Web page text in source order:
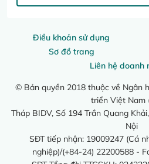
Điều khoản sử dụng
Sơ đồ trang
Liên hệ doanh
© Bản quyền 2018 thuộc về Ngân
triển Việt Nam
Tháp BIDV, Số 194 Trần Quang
Nội
SĐT tiếp nhận: 19009247 (Cá
nghiệp)/(+84-24) 22200588 -